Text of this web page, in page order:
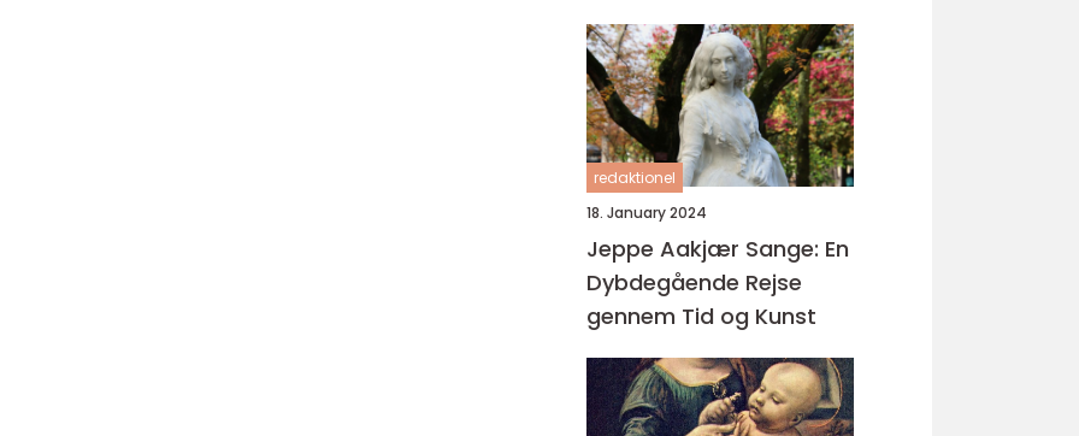
forfattere og digtere,
der har skabt en
imponerende samling af
bøger i sin karriere
redaktionel
18. January 2024
Jeppe Aakjær Sange: En
Dybdegående Rejse
gennem Tid og Kunst